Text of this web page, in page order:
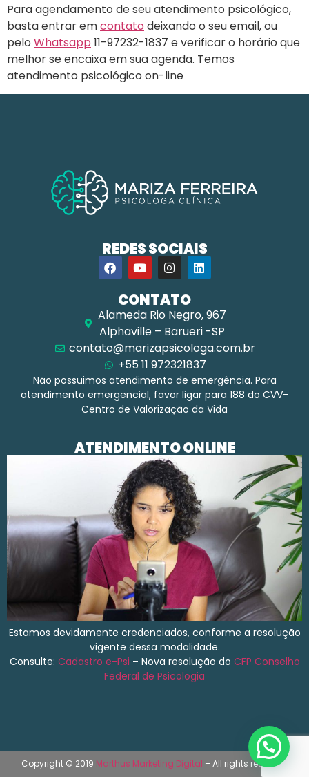
Para agendamento de seu atendimento psicológico,
basta entrar emcontato deixando o seu email, ou
pelo Whatsapp 11-97232-1837 e verificar o horário que
melhor se encaixa em sua agenda. Temos
atendimento psicológico on-line
REDES SOCIAIS
CONTATO
Alameda Rio Negro, 967
Alphaville – Barueri -SP
contato@marizapsicologa.com.br
+55 11 972321837
Não possuimos atendimento de emergência. Para
atendimento emergencial, favor ligar para 188 do CVV-
Centro de Valorização da Vida
ATENDIMENTO ONLINE
Estamos devidamente credenciados, conforme a resolução
vigente dessa modalidade.
Consulte: Cadastro e-Psi – Nova resolução do CFP Conselho
Federal de Psicologia
Copyright © 2019 Marthus Marketing Digital – All rights reserved.